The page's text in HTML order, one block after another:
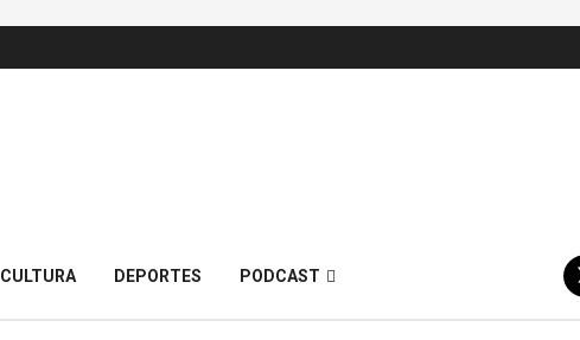
CULTURA DEPORTES PODCAST